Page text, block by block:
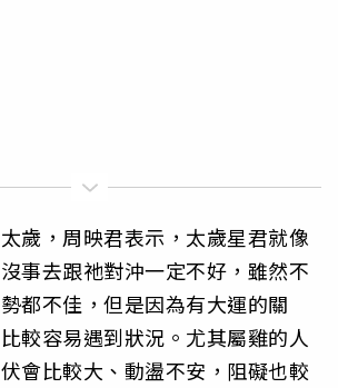
歲，周映君表示，太歲星君就像
事去跟祂對沖一定不好，雖然不
都不佳，但是因為有大運的關
較容易遇到狀況。尤其屬雞的人
會比較大、動盪不安，阻礙也較